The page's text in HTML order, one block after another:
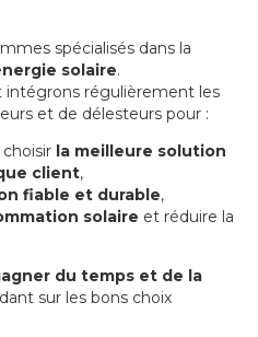
spécialisés dans la
solaire.
intégrons régulièrement les
et de délesteurs pour :
la meilleure solution
client,
fiable et durable,
solaire et réduire la
du temps et de la
sur les bons choix